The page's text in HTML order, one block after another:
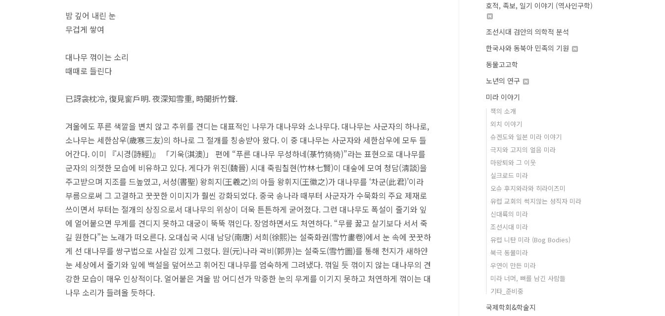
밤 깊어 내린 눈
무겁게 쌓여
대나무 꺾이는 소리
때때로 들린다
已訝衾枕冷, 復見窗戶明. 夜深知雪重, 時聞折竹聲.
겨울에도 푸른 색깔을 변치 않고 추위를 견디는 대표적인 나무가 대나무와 소나무다. 대나무는 사군자의 하나로,
소나무는 세한삼우(歲寒三友)의 하나로 그 절개를 칭송받아 왔다. 이 중 대나무는 사군자와 세한삼우에 모두 들
어간다. 이미 『시경(詩經)』 「기욱(淇澳)」 편에 “푸른 대나무 무성하네(菉竹猗猗)”라는 표현으로 대나무를
군자의 의젓한 모습에 비유하고 있다. 게다가 위진(魏晉) 시대 죽림칠현(竹林七賢)이 대숲에 모여 청담(淸談)을
주고받으며 지조를 드높였고, 서성(書聖) 왕희지(王羲之)의 아들 왕휘지(王徽之)가 대나무를 ‘차군(此君)’이라
부름으로써 그 고결하고 꿋꿋한 이미지가 훨씬 강화되었다. 중국 송나라 때부터 사군자가 수묵화의 주요 제재로
쓰이면서 부터는 절개의 상징으로서 대나무의 위상이 더욱 튼튼하게 굳어졌다. 그런 대나무도 폭설이 줄기와 잎
에 얼어붙으면 무게를 견디지 못하고 대궁이 뚝뚝 꺾인다. 장엄하면서도 처연하다. “무릎 꿇고 살기보다 서서 죽
길 원한다”는 노래가 떠오른다. 오대십국 시대 남당(南唐) 서희(徐熙)는 설죽화권(雪竹畵卷)에서 눈 속에 꿋꿋하
게 선 대나무를 쌍구법으로 사실감 있게 그렸다. 원(元)나라 곽비(郭畀)는 설죽도(雪竹圖)를 통해 천지가 새하얀
눈 세상에서 줄기와 잎에 백설을 덮어쓰고 휘어진 대나무를 엄숙하게 그려냈다. 꺾일 듯 꺾이지 않는 대나무의 견
강한 모습이 매우 인상적이다. 얼어붙은 겨울 밤 어디선가 막중한 눈의 무게를 이기지 못하고 처연하게 꺾이는 대
나무 소리가 들려올 듯하다.
호적, 족보, 일기 이야기 (역사인구학)
조선시대 검안의 의학적 분석
한국사와 동북아 민족의 기원
동물고고학
노년의 연구
미라 이야기
책의 소개
외치 이야기
슈겐도와 일본 미라 이야기
극지와 고지의 얼음 미라
마왕퇴와 그 이웃
실크로드 미라
오슈 후지와라와 히라이즈미
유럽 교회의 썩지않는 성직자 미라
신대륙의 미라
조선시대 미라
유럽 니탄 미라 (Bog Bodies)
북극 동물미라
우연이 만든 미라
미라 너머, 뼈를 남긴 사람들
기타_준비중
국제학회&학술지